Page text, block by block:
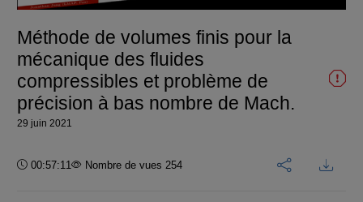
vidéo
Méthode de volumes finis pour la
mécanique des fluides
compressibles et problème de
précision à bas nombre de Mach.
29 juin 2021
Durée :
00:57:11 Nombre de vues 254